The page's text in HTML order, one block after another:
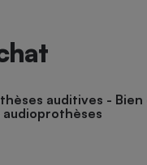
auditives - Bien
audioprothèses